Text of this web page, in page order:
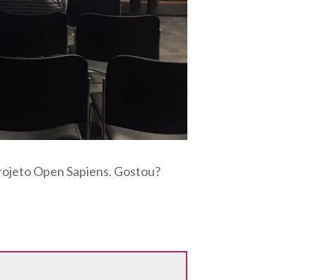
Open Sapiens. Gostou?